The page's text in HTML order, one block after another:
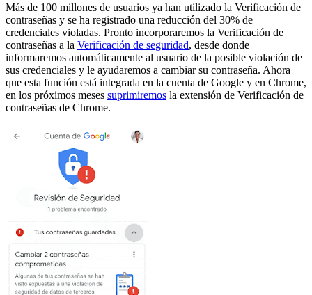
Más de 100 millones de usuarios ya han utilizado la Verificación de
contraseñas y se ha registrado una reducción del 30% de
credenciales violadas. Pronto incorporaremos la Verificación de
contraseñas a la Verificación de seguridad, desde donde
informaremos automáticamente al usuario de la posible violación de
sus credenciales y le ayudaremos a cambiar su contraseña. Ahora
que esta función está integrada en la cuenta de Google y en Chrome,
en los próximos meses suprimiremos la extensión de Verificación de
contraseñas de Chrome.